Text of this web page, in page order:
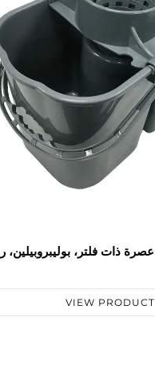
ذات فلتر، بوليبروبيلين، رمادي،
VIEW